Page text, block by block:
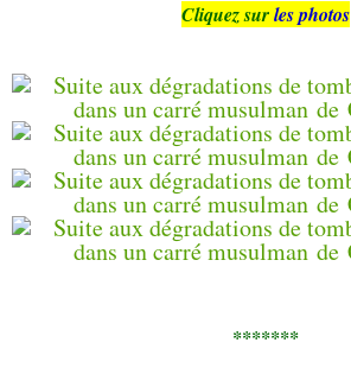
Cliquez surles photos
*******